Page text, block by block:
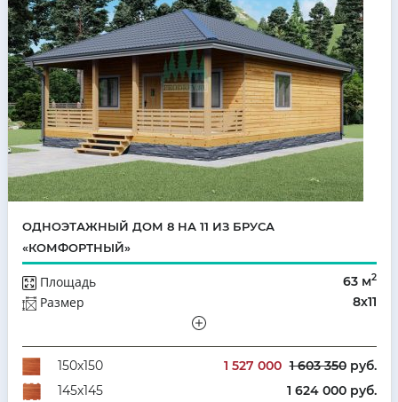
ОДНОЭТАЖНЫЙ ДОМ 8 НА 11 ИЗ БРУСА
«КОМФОРТНЫЙ»
Площадь 63 м2
Размер 8х11
Количество комнат
3
150х150
1 527 000 1 603 350руб.
145х145
1 624 000 руб.